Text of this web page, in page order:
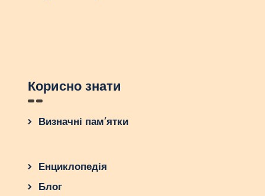
Корисно знати
Визначні пам’ятки
Енциклопедія
Блог